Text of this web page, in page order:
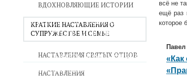
ВОСПИТАНИЕ
УТЕШЕНИЕ В СКОРБЯХ
УТОЛИ МОИ ПЕЧАЛИ
СТАРОСТЬ - РАДОСТЬ
СМЕРТЬ ПОМИНОВЕНИЕ
ЕПАРХИЯ НВК
ВДОХНОВЛЯЮЩИЕ ИСТОРИИ
КРАТКИЕ НАСТАВЛЕНИЯ О
СУПРУЖЕСТВЕ И СЕМЬЕ
НАСТАВЛЕНИЯ СВЯТЫХ ОТЦОВ
НАСТАВЛЕНИЯ
всё не
ещё раз
которое
Павел
«Как